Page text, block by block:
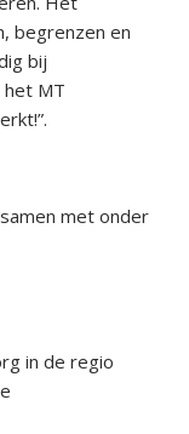
begrenzen en
bij
het MT
met onder
in de regio